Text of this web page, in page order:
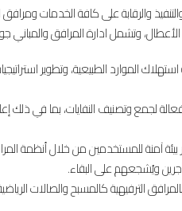
والرقابة على كافة الخدمات ومرافق
الأعطال، وتشمل ادارة المرافق والمباني
الموارد الطبيعية، وتطوير
لجمع وتصنيف النفايات، بما في ذلك
آمنة للمستخدمين من خلال أنظمة
ويُشجعهم على البقاء.
بالمرافق الترفيهية كالمسبح والصالات